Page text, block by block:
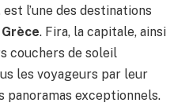
l’une des destinations
. Fira, la capitale, ainsi
couchers de soleil
les voyageurs par leur
exceptionnels.